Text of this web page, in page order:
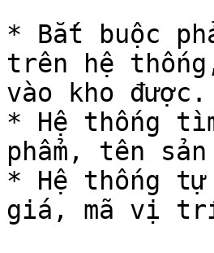
* Bắt buộc
trên hệ
vào kho được.
* Hệ thống
phẩm, tên sản
* Hệ thống
giá, mã vị trí